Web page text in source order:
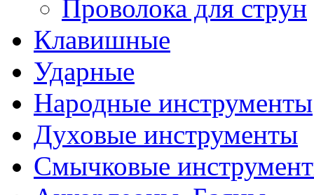
Проволока для струн
Клавишные
Ударные
Народные инструменты
Духовые инструменты
Смычковые